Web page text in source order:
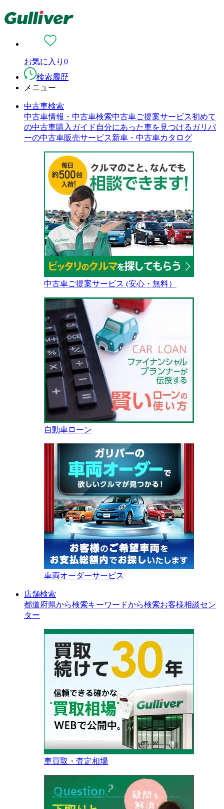
お気に入り 0
検索履歴
メニュー
中古車検索
中古車情報・中古車検索中古車ご提案サービス初めて
の中古車購入ガイド 自分にあった車を見つける ガリバ
ーの中古車販売サービス新車・中古車カタログ
中古車ご提案サービス (安心・無料）
自動車ローン
車両オーダーサービス
店舗検索
都道府県から検索キーワードから検索お客様相談セン
ター
車買取・査定相場